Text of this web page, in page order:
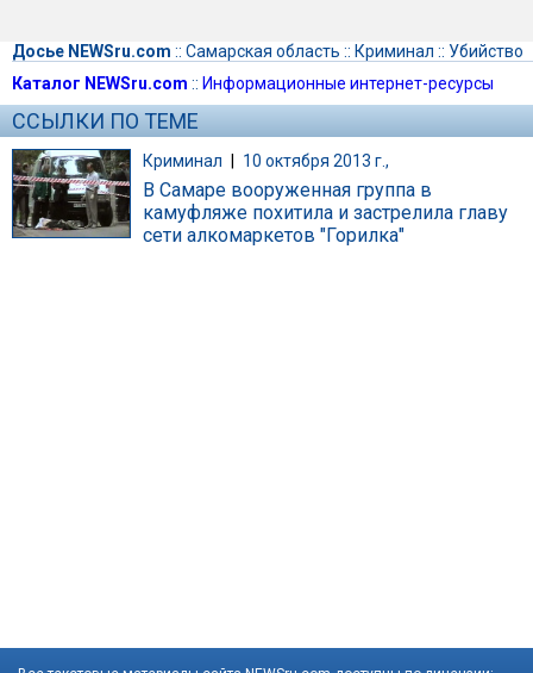
Досье NEWSru.com :: Самарская область :: Криминал :: Убийство
Каталог NEWSru.com :: Информационные интернет-ресурсы
ССЫЛКИ ПО ТЕМЕ
Криминал | 10 октября 2013 г.,
В Самаре вооруженная группа в
камуфляже похитила и застрелила главу
сети алкомаркетов "Горилка"